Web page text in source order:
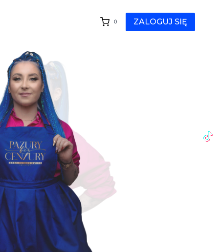
0 ZALOGUJ SIĘ